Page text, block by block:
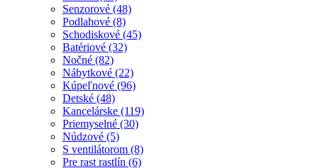
Senzorové (48)
Podlahové (8)
Schodiskové (45)
Batériové (32)
Nočné (82)
Nábytkové (22)
Kúpeľnové (96)
Detské (48)
Kancelárske (119)
Priemyselné (30)
Núdzové (5)
S ventilátorom (8)
Pre rast rastlín (6)